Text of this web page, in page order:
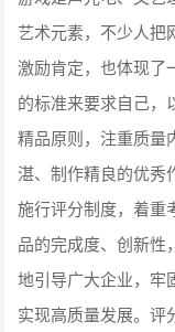
艺术元素，不少人把
激励肯定，也体现了
的标准来要求自己，
精品原则，注重质量
湛、制作精良的优秀
施行评分制度，着重
品的完成度、创新性
地引导广大企业，牢
实现高质量发展。评